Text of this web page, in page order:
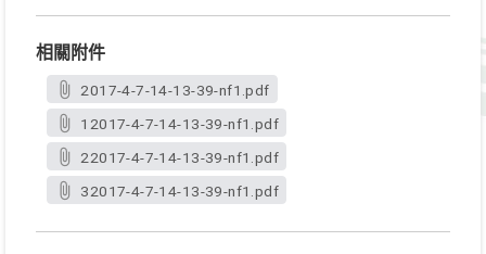
相關附件
2017-4-7-14-13-39-nf1.pdf
12017-4-7-14-13-39-nf1.pdf
22017-4-7-14-13-39-nf1.pdf
32017-4-7-14-13-39-nf1.pdf